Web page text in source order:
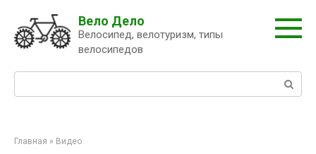
контенту
Вело Дело
Велосипед, велотуризм, типы
велосипедов
Главная » Видео